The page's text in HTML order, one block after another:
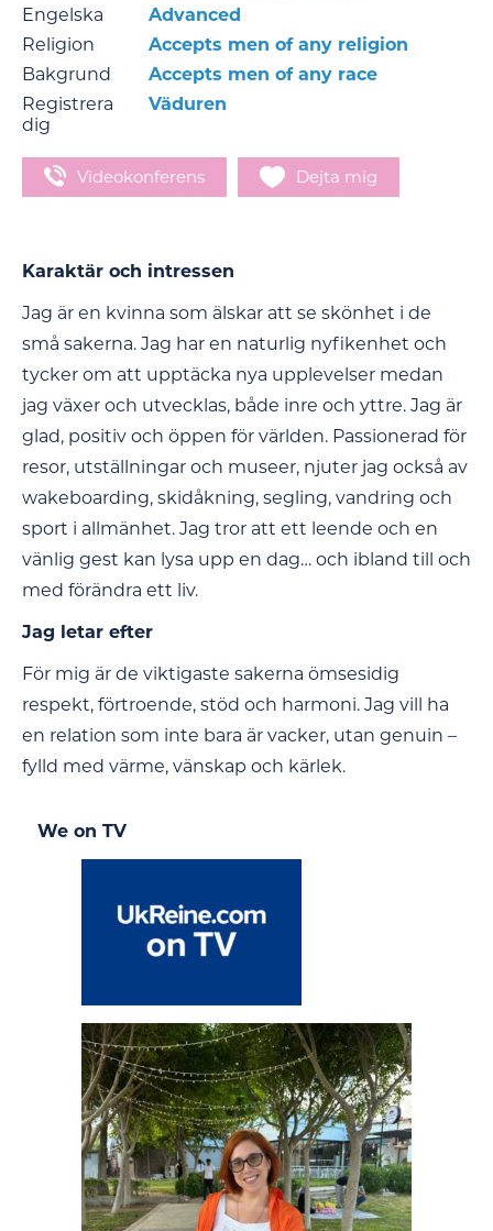
Engelska
Advanced
Religion
Accepts men of any religion
Bakgrund
Accepts men of any race
Registrera
dig
Väduren
Videokonferens Dejta mig
Karaktär och intressen
Jag är en kvinna som älskar att se skönhet i de
små sakerna. Jag har en naturlig nyfikenhet och
tycker om att upptäcka nya upplevelser medan
jag växer och utvecklas, både inre och yttre. Jag är
glad, positiv och öppen för världen. Passionerad för
resor, utställningar och museer, njuter jag också av
wakeboarding, skidåkning, segling, vandring och
sport i allmänhet. Jag tror att ett leende och en
vänlig gest kan lysa upp en dag… och ibland till och
med förändra ett liv.
Jag letar efter
För mig är de viktigaste sakerna ömsesidig
respekt, förtroende, stöd och harmoni. Jag vill ha
en relation som inte bara är vacker, utan genuin –
fylld med värme, vänskap och kärlek.
We on TV